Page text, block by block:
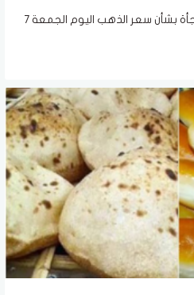
عيار 21 أقل من 6000 جنيه.. مفاجأة بشأن سعر الذهب اليوم الجمعة 7